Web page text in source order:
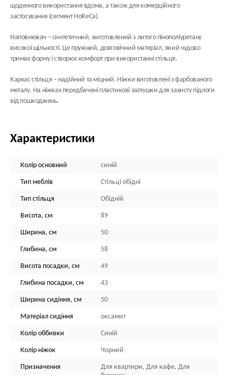
щоденного використання вдома, а також для комерційного
застосування (сегмент HoReCa).
Наповнювач – синтетичний, виготовлений з литого пінополіуретану
високої щільності. Це пружний, довговічний матеріал, який чудово
тримає форму і створює комфорт при використанні стільця.
Каркас стільця – надійний та міцний. Ніжки виготовлені з фарбованого
металу. На ніжках передбачені пластикові заглушки для захисту підлоги
від пошкоджень.
Характеристики
Колір основний синій
Тип меблів Стільці обідні
Тип стільця Обідній
Висота, см 89
Ширина, см 50
Глибина, см 58
Висота посадки, см 49
Глибина посадки, см 43
Ширина сидіння, см 50
Матеріал сидіння оксамит
Колір оббивки Синій
Колір ніжок Чорний
Призначення
Для квартири, Для кафе, Для